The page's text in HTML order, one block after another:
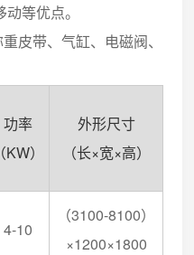
等优点。
带、气缸、电磁阀、
功率
（KW）
外形尺寸
（长×宽×高）
4-10
（3100-8100）
×1200×1800